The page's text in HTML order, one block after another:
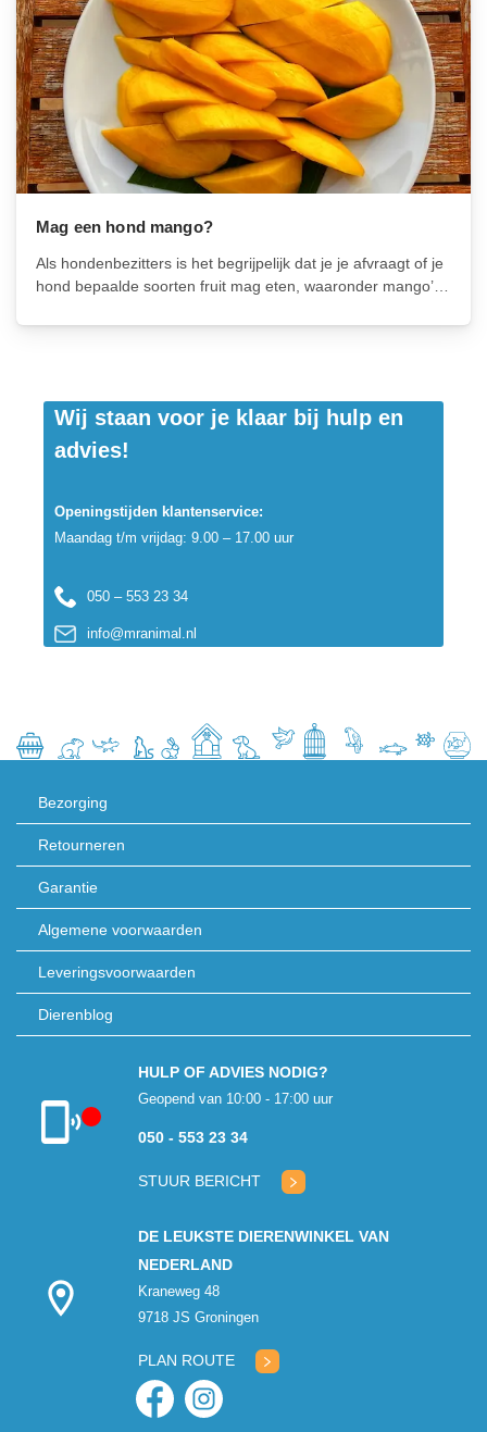
Mag een hond mango?
Als hondenbezitters is het begrijpelijk dat je je afvraagt of je
hond bepaalde soorten fruit mag eten, waaronder mango’s.
voedingsstoffen. Maar voordat je je hond een stukje mango
Wij staan voor je klaar bij hulp en
advies!
Openingstijden klantenservice:
Maandag t/m vrijdag: 9.00 – 17.00 uur
050 – 553 23 34
info@mranimal.nl
Bezorging
Retourneren
Garantie
Algemene voorwaarden
Leveringsvoorwaarden
Dierenblog
Klantenservice
HULP OF ADVIES NODIG?
Geopend van 10:00 - 17:00 uur
050 - 553 23 34
STUUR BERICHT
DE LEUKSTE DIERENWINKEL VAN
NEDERLAND
Kraneweg 48
9718 JS Groningen
PLAN ROUTE